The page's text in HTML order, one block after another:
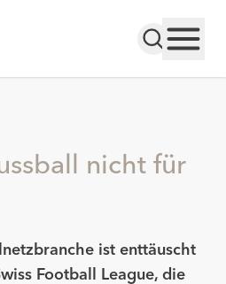
nicht für
ist enttäuscht
Football League, die